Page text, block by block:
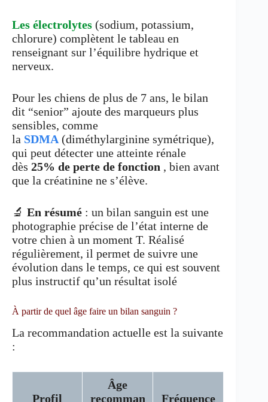
Les électrolytes (sodium, potassium,
chlorure) complètent le tableau en
renseignant sur l’équilibre hydrique et
nerveux.
Pour les chiens de plus de 7 ans, le bilan
dit “senior” ajoute des marqueurs plus
sensibles, comme
la SDMA (diméthylarginine symétrique),
qui peut détecter une atteinte rénale
dès 25% de perte de fonction , bien avant
que la créatinine ne s’élève.
🔬 En résumé : un bilan sanguin est une
photographie précise de l’état interne de
votre chien à un moment T. Réalisé
régulièrement, il permet de suivre une
évolution dans le temps, ce qui est souvent
plus instructif qu’un résultat isolé
À partir de quel âge faire un bilan sanguin ?
La recommandation actuelle est la suivante
:
Profil
Âge
recomman
Fréquence